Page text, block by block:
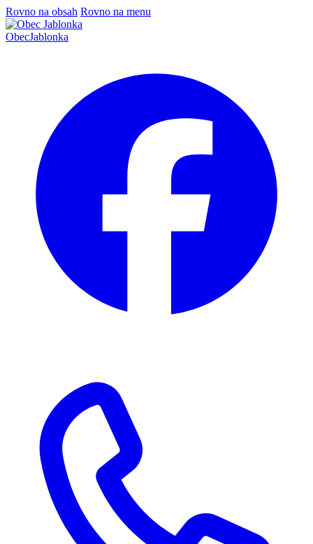
Rovno na obsah Rovno na menu
ObecJablonka